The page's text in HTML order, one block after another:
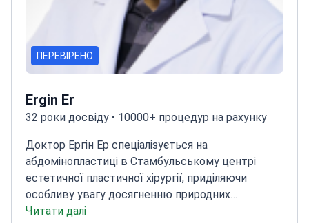
ПЕРЕВІРЕНО
Ergin Er
32 роки досвіду • 10000+ процедур на рахунку
Доктор Ергін Ер спеціалізується на
абдомінопластиці в Стамбульському центрі
естетичної пластичної хірургії, приділяючи
особливу увагу досягненню природних
результатів.
Читати далі